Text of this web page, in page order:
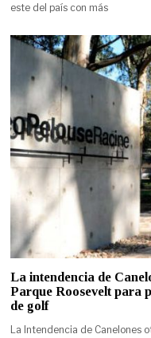
este del país con más
La intendencia de
Parque Roosevelt para
de golf
La Intendencia de Canelones